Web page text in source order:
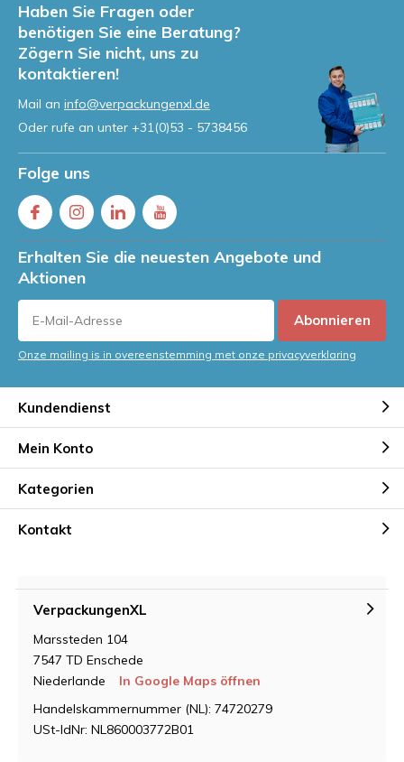
Haben Sie Fragen oder
benötigen Sie eine Beratung?
Zögern Sie nicht, uns zu
kontaktieren!
Mail an info@verpackungenxl.de
Oder rufe an unter +31(0)53 - 5738456
Folge uns
Erhalten Sie die neuesten Angebote und
Aktionen
Abonnieren
Onze mailing is in overeenstemming met onze privacyverklaring
Kundendienst
Mein Konto
Kategorien
Kontakt
VerpackungenXL
Marssteden 104
7547 TD Enschede
Niederlande
In Google Maps öffnen
Handelskammernummer (NL): 74720279
USt-IdNr: NL860003772B01